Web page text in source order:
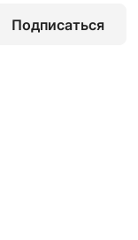
Подписаться